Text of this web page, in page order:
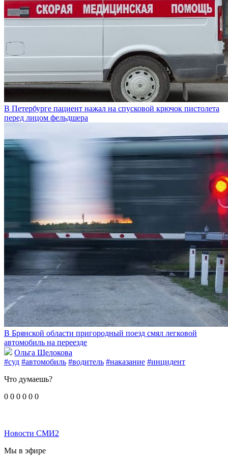
В Петербурге пациент нажал на спусковой крючок пистолета
перед лицом фельдшера
В Брянской области пригородный поезд смял легковой
автомобиль на переезде
Ольга Щелокова
#суд #автомобиль #водитель #наказание #инцидент
Что думаешь?
0 0 0 0 0 0
Новости СМИ2
Мы в эфире